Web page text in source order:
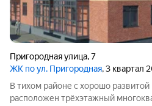
Пригородная улица,7
ЖК по ул. Пригородная, 3 квартал
В тихом районе с хорошо
расположен трёхэтажный